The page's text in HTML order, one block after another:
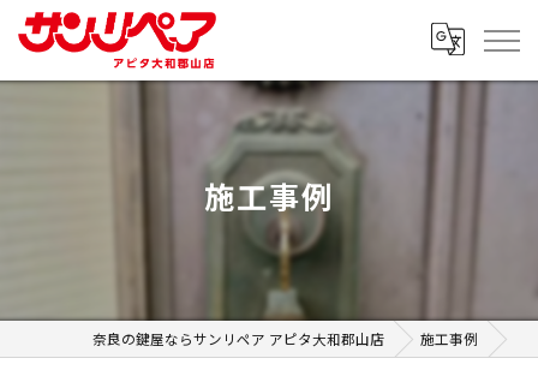
施工事例
奈良の鍵屋ならサンリペア アピタ大和郡山店 施工事例